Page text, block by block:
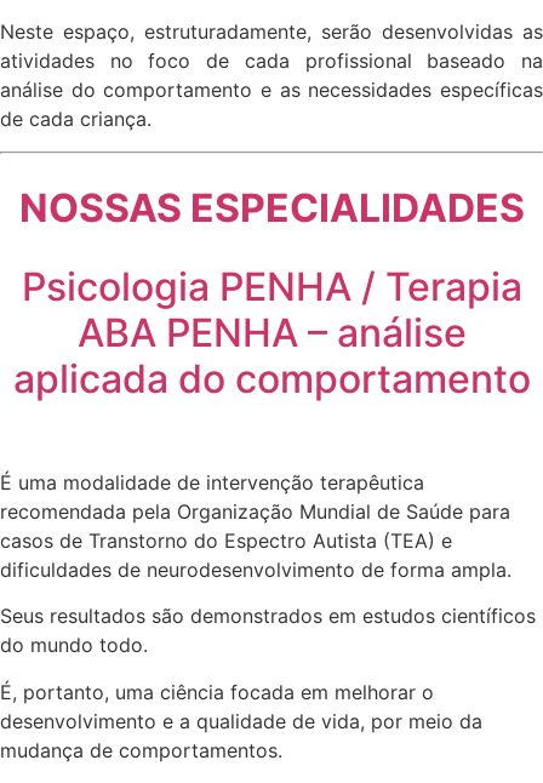
Neste espaço, estruturadamente, serão desenvolvidas as
atividades no foco de cada profissional baseado na
análise do comportamento e as necessidades específicas
de cada criança.
NOSSAS ESPECIALIDADES
Psicologia PENHA / Terapia
ABA PENHA – análise
aplicada do comportamento
É uma modalidade de intervenção terapêutica
recomendada pela Organização Mundial de Saúde para
casos de Transtorno do Espectro Autista (TEA) e
dificuldades de neurodesenvolvimento de forma ampla.
Seus resultados são demonstrados em estudos científicos
do mundo todo.
É, portanto, uma ciência focada em melhorar o
desenvolvimento e a qualidade de vida, por meio da
mudança de comportamentos.